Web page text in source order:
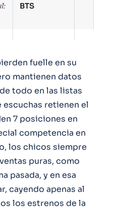
BTS
fuelle en su
mantienen datos
todo en las listas
escuchas retienen el
7 posiciones en
competencia en
los chicos siempre
puras, como
pasada, y en esa
cayendo apenas al
los estrenos de la